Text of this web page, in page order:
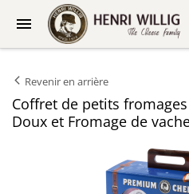
Revenir en arrière
Coffret de petits
Doux et Fromage de